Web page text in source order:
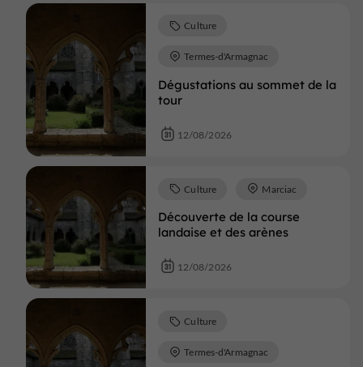
Dégustations au sommet de la
tour
Culture
Termes-d'Armagnac
12/08/2026
Découverte de la course
landaise et des arènes
Culture Marciac
12/08/2026
Culture
Termes-d'Armagnac